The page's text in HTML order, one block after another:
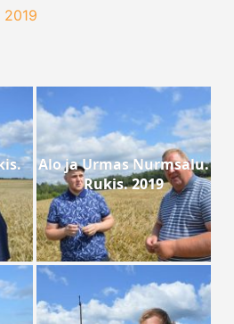
2019
Alo ja Urmas Nurmsalu.
Rukis. 2019